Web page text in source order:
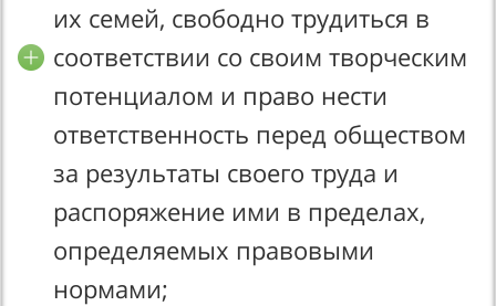
их семей, свободно трудиться в
соответствии со своим творческим
потенциалом и право нести
ответственность перед обществом
за результаты своего труда и
распоряжение ими в пределах,
определяемых правовыми
нормами;